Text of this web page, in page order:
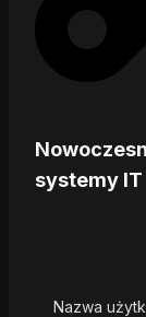
systemy IT
Nazwa